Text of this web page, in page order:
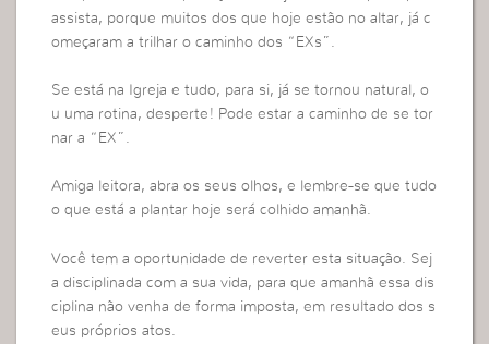
assista, porque muitos dos que hoje estão no altar, já c
omeçaram a trilhar o caminho dos “EXs”.
Se está na Igreja e tudo, para si, já se tornou natural, o
u uma rotina, desperte! Pode estar a caminho de se tor
nar a “EX”.
Amiga leitora, abra os seus olhos, e lembre-se que tudo
o que está a plantar hoje será colhido amanhã.
Você tem a oportunidade de reverter esta situação. Sej
a disciplinada com a sua vida, para que amanhã essa dis
ciplina não venha de forma imposta, em resultado dos s
eus próprios atos.